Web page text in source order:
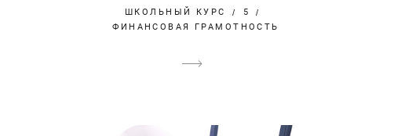
ШКОЛЬНЫЙ КУРС
5
ФИНАНСОВАЯ ГРАМОТНОСТЬ